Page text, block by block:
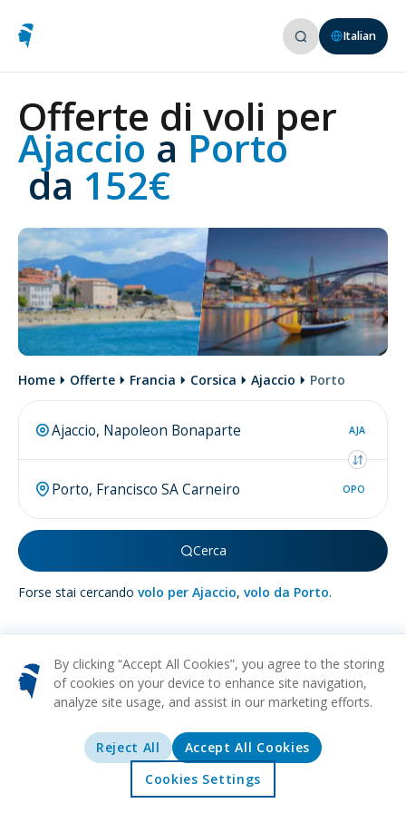
Offerte Esplorare
Italian
Offerte di voli per
Ajaccio a Porto
da 152€
Home Offerte Francia Corsica Ajaccio Porto
AJA
OPO
Cerca
Forse stai cercando volo per Ajaccio, volo da Porto.
Più suPorto
Porto, un'affascinante metropoli situata sulle rive settentrionali
del fiume Douro in Portogallo, è famosa per i suoi
impressionanti ponti, l'eredità del vino di Porto rinomato
mondialmente, e il suo centro storico che si fregia del titolo di
By clicking “Accept All Cookies”, you agree to the storing
of cookies on your device to enhance site navigation,
analyze site usage, and assist in our marketing efforts.
Reject All
Accept All Cookies
Cookies Settings